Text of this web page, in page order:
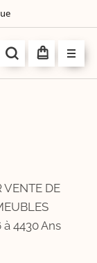
VENTE DE
4430 Ans